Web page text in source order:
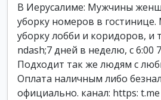
В Иерусалиме: Мужчины
уборку номеров в
уборку лобби и коридоров, и
ndash;7 дней в неделю, с 6:00
Подходит так же людям с
Оплата наличным либо
официально. канал: https: